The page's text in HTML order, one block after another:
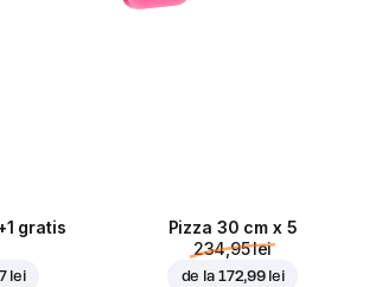
gratis
lei
Pizza 30 cm x 5
234,95 lei
de la 172,99 lei